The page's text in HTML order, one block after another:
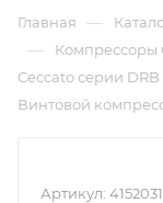
Главная —
— Компрессоры
Ceccato серии DRB
Винтовой
Артикул: